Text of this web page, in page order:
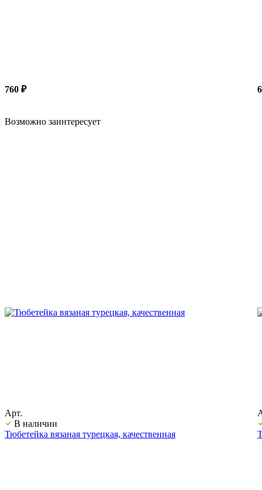
760 ₽
Возможно заинтересует
Арт.
В наличии
Тюбетейка вязаная турецкая, качественная